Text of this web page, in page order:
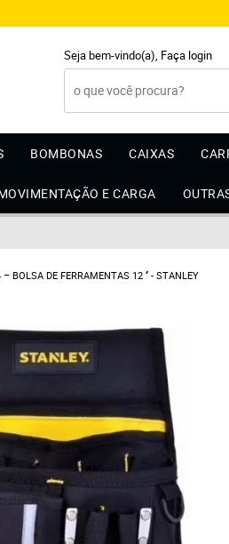
Seja bem-vindo(a), Faça login
BOMBONAS CAIXAS
E CARGA
BOLSA DE FERRAMENTAS 12 ‘’ - STANLEY